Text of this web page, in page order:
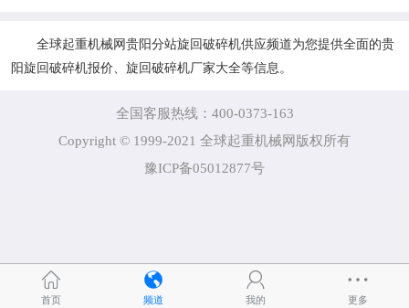
全球起重机械网贵阳分站旋回破碎机供应频道为您提供全面的贵
阳旋回破碎机报价、旋回破碎机厂家大全等信息。
全国客服热线：400-0373-163
Copyright © 1999-2021 全球起重机械网版权所有
豫ICP备05012877号
首页 频道 我的 更多